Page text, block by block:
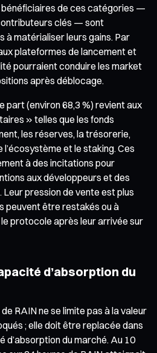
bénéficiaires de ces catégories —
clés — sont
à matérialiser leurs gains. Par
plateformes de lancement et
pourraient conduire les market
après déblocage.
part (environ 68,3 %) revient aux
» telles que les fonds
les réserves, la trésorerie,
l’écosystème et le staking. Ces
à des incitations pour
aux développeurs et des
pression de vente est plus
peuvent être restakés ou à
protocole après leur arrivée sur
d’absorption du
RAIN ne se limite pas à la valeur
; elle doit être replacée dans
du marché. Au 10